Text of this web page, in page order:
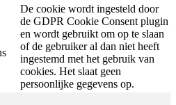
De cookie wordt ingesteld door
de GDPR Cookie Consent plugin
en wordt gebruikt om op te slaan
of de gebruiker al dan niet heeft
ingestemd met het gebruik van
cookies. Het slaat geen
persoonlijke gegevens op.